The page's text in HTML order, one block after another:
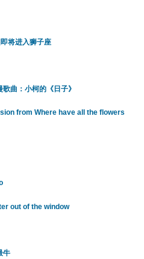
将进入狮子座
曲：小柯的《日子》
from Where have all the flowers
out of the window
牛